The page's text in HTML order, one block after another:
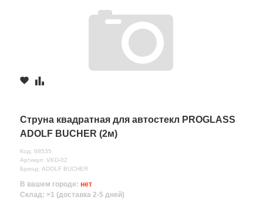
Струна квадратная для автостекл PROGLASS
ADOLF BUCHER (2м)
Код: 68535
Артикул: VKD-02
Бренд: ADOLF BUCHER
В вашем городе: нет
Склад: >1 (доставка 2-5 дней)